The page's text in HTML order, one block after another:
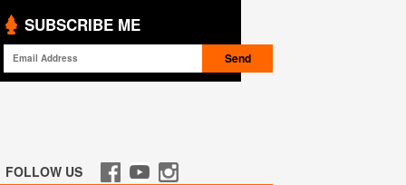
SUBSCRIBE ME
FOLLOW US